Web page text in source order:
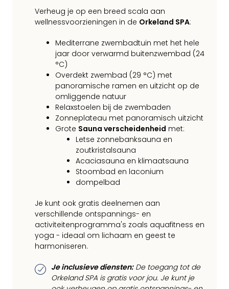
Verheug je op een breed scala aan
wellnessvoorzieningen in de Orkeland SPA:
Mediterrane zwembadtuin met het hele
jaar door verwarmd buitenzwembad (24
°C)
Overdekt zwembad (29 °C) met
panoramische ramen en uitzicht op de
omliggende natuur
Relaxstoelen bij de zwembaden
Zonneplateau met panoramisch uitzicht
Grote Sauna verscheidenheid met:
Letse zonnebanksauna en
zoutkristalsauna
Acaciasauna en klimaatsauna
Stoombad en laconium
dompelbad
Je kunt ook gratis deelnemen aan
verschillende ontspannings- en
activiteitenprogramma's zoals aquafitness en
yoga - ideaal om lichaam en geest te
harmoniseren.
Je inclusieve diensten:De toegang tot de
Orkeland SPA is gratis voor jou. Je kunt je